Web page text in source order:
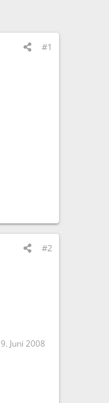
#1
#2
9. Juni 2008